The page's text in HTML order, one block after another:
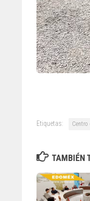
Etiquetas: Centro
TAMBIÉN